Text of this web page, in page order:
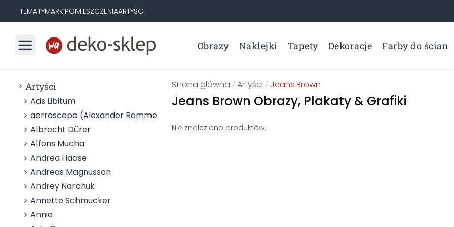
TEMATYMARKIPOMIESZCZENIAARTYŚCI
Obrazy Naklejki Tapety Dekoracje Farby do ścian
Artyści
Ads Libitum
aerroscape (Alexander Rommel)
Albrecht Dürer
Alfons Mucha
Andrea Haase
Andreas Magnusson
Andrey Narchuk
Annette Schmucker
Annie
Strona główna /Artyści / Jeans Brown
Jeans Brown Obrazy, Plakaty & Grafiki
Nie znaleziono produktów.